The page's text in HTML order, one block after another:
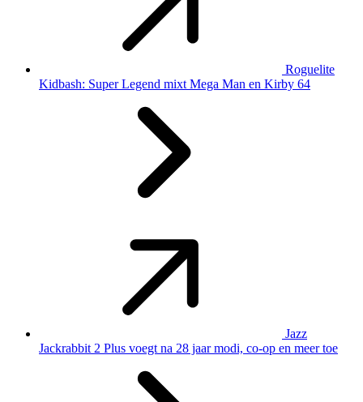
Roguelite
Kidbash: Super Legend mixt Mega Man en Kirby 64
Jazz
Jackrabbit 2 Plus voegt na 28 jaar modi, co-op en meer toe